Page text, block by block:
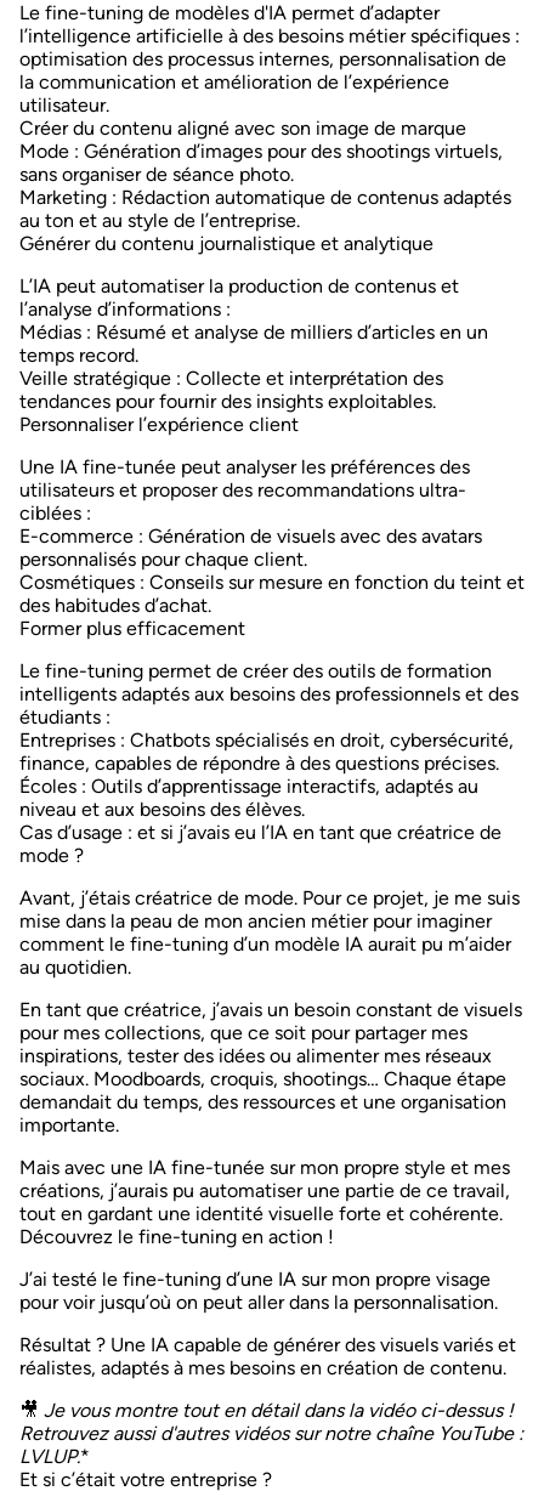
Le fine-tuning de modèles d'IA permet d’adapter
l’intelligence artificielle à des besoins métier spécifiques :
optimisation des processus internes, personnalisation de
la communication et amélioration de l’expérience
utilisateur.
Créer du contenu aligné avec son image de marque
Mode : Génération d’images pour des shootings virtuels,
sans organiser de séance photo.
Marketing : Rédaction automatique de contenus adaptés
au ton et au style de l’entreprise.
Générer du contenu journalistique et analytique
L’IA peut automatiser la production de contenus et
l’analyse d’informations :
Médias : Résumé et analyse de milliers d’articles en un
temps record.
Veille stratégique : Collecte et interprétation des
tendances pour fournir des insights exploitables.
Personnaliser l’expérience client
Une IA fine-tunée peut analyser les préférences des
utilisateurs et proposer des recommandations ultra-
ciblées :
E-commerce : Génération de visuels avec des avatars
personnalisés pour chaque client.
Cosmétiques : Conseils sur mesure en fonction du teint et
des habitudes d’achat.
Former plus efficacement
Le fine-tuning permet de créer des outils de formation
intelligents adaptés aux besoins des professionnels et des
étudiants :
Entreprises : Chatbots spécialisés en droit, cybersécurité,
finance, capables de répondre à des questions précises.
Écoles : Outils d’apprentissage interactifs, adaptés au
niveau et aux besoins des élèves.
Cas d’usage : et si j’avais eu l’IA en tant que créatrice de
mode ?
Avant, j’étais créatrice de mode. Pour ce projet, je me suis
mise dans la peau de mon ancien métier pour imaginer
comment le fine-tuning d’un modèle IA aurait pu m’aider
au quotidien.
En tant que créatrice, j’avais un besoin constant de visuels
pour mes collections, que ce soit pour partager mes
inspirations, tester des idées ou alimenter mes réseaux
sociaux. Moodboards, croquis, shootings… Chaque étape
demandait du temps, des ressources et une organisation
importante.
Mais avec une IA fine-tunée sur mon propre style et mes
créations, j’aurais pu automatiser une partie de ce travail,
tout en gardant une identité visuelle forte et cohérente.
Découvrez le fine-tuning en action !
J’ai testé le fine-tuning d’une IA sur mon propre visage
pour voir jusqu’où on peut aller dans la personnalisation.
Résultat ? Une IA capable de générer des visuels variés et
réalistes, adaptés à mes besoins en création de contenu.
🎥 Je vous montre tout en détail dans la vidéo ci-dessus !
Retrouvez aussi d'autres vidéos surnotre chaîne YouTube :
LVLUP.*
Et si c’était votre entreprise ?